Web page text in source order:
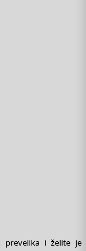
prevelika i želite je